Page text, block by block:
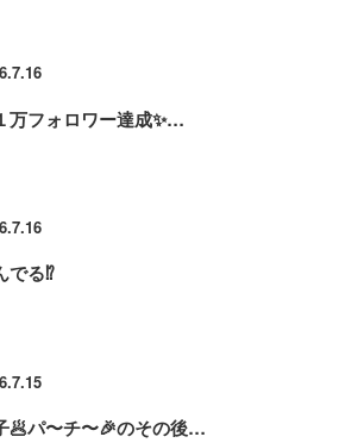
万フォロワー達成✨…
る⁉️
🥟パ〜チ〜🎉のその後…